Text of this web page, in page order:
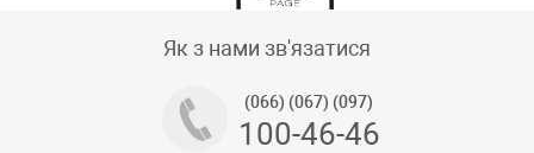
Як з нами зв'язатися
(066) (067) (097)
100-46-46